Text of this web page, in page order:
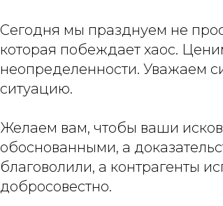
Сегодня мы празднуем не
которая побеждает хаос.
неопределенности. Уважаем
ситуацию.
Желаем вам, чтобы ваши
обоснованными, а
благоволили, а контрагенты
добросовестно.